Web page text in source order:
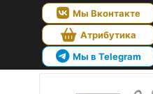
Мы Вконтакте
Атрибутика
Мы в Telegram